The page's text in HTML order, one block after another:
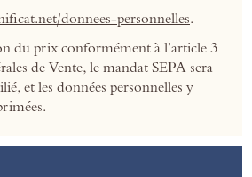
donnees-personnelles.
du prix conformément à l’article 3
de Vente, le mandat SEPA sera
et les données personnelles y